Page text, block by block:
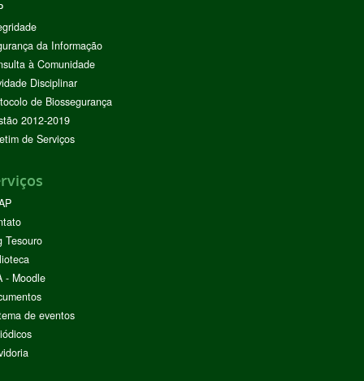
da Informação
à Comunidade
Disciplinar
de Biossegurança
2012-2019
de Serviços
Tesouro
- Moodle
de eventos